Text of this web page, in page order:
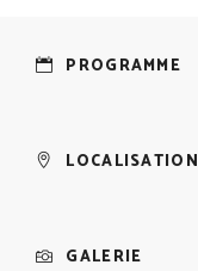
PROGRAMME
LOCALISATION
GALERIE